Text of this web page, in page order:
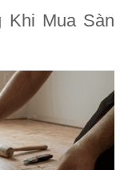
Khi Mua Sàn